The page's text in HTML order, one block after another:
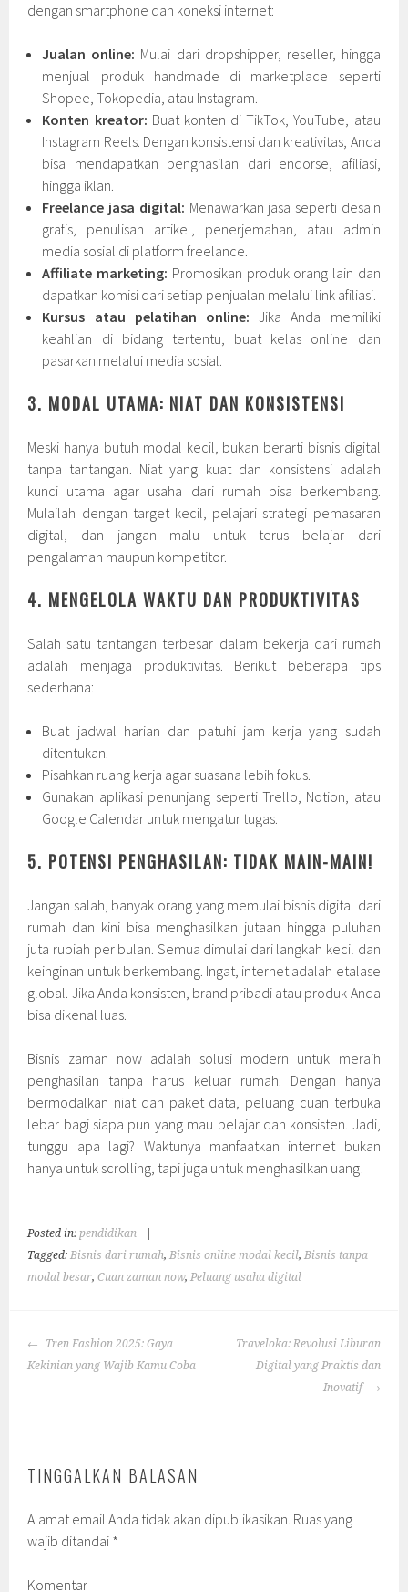
dengan smartphone dan koneksi internet:
Jualan online: Mulai dari dropshipper, reseller, hingga
menjual produk handmade di marketplace seperti
Shopee, Tokopedia, atau Instagram.
Konten kreator: Buat konten di TikTok, YouTube, atau
Instagram Reels. Dengan konsistensi dan kreativitas, Anda
bisa mendapatkan penghasilan dari endorse, afiliasi,
hingga iklan.
Freelance jasa digital: Menawarkan jasa seperti desain
grafis, penulisan artikel, penerjemahan, atau admin
media sosial di platform freelance.
Affiliate marketing: Promosikan produk orang lain dan
dapatkan komisi dari setiap penjualan melalui link afiliasi.
Kursus atau pelatihan online: Jika Anda memiliki
keahlian di bidang tertentu, buat kelas online dan
pasarkan melalui media sosial.
3. MODAL UTAMA: NIAT DAN KONSISTENSI
Meski hanya butuh modal kecil, bukan berarti bisnis digital
tanpa tantangan. Niat yang kuat dan konsistensi adalah
kunci utama agar usaha dari rumah bisa berkembang.
Mulailah dengan target kecil, pelajari strategi pemasaran
digital, dan jangan malu untuk terus belajar dari
pengalaman maupun kompetitor.
4. MENGELOLA WAKTU DAN PRODUKTIVITAS
Salah satu tantangan terbesar dalam bekerja dari rumah
adalah menjaga produktivitas. Berikut beberapa tips
sederhana:
Buat jadwal harian dan patuhi jam kerja yang sudah
ditentukan.
Pisahkan ruang kerja agar suasana lebih fokus.
Gunakan aplikasi penunjang seperti Trello, Notion, atau
Google Calendar untuk mengatur tugas.
5. POTENSI PENGHASILAN: TIDAK MAIN-MAIN!
Jangan salah, banyak orang yang memulai bisnis digital dari
rumah dan kini bisa menghasilkan jutaan hingga puluhan
juta rupiah per bulan. Semua dimulai dari langkah kecil dan
keinginan untuk berkembang. Ingat, internet adalah etalase
global. Jika Anda konsisten, brand pribadi atau produk Anda
bisa dikenal luas.
Bisnis zaman now adalah solusi modern untuk meraih
penghasilan tanpa harus keluar rumah. Dengan hanya
bermodalkan niat dan paket data, peluang cuan terbuka
lebar bagi siapa pun yang mau belajar dan konsisten. Jadi,
tunggu apa lagi? Waktunya manfaatkan internet bukan
hanya untuk scrolling, tapi juga untuk menghasilkan uang!
Posted in:pendidikan
Tagged:Bisnis dari rumah,Bisnis online modal kecil,Bisnis tanpa
modal besar,Cuan zaman now,Peluang usaha digital
POST
NAVIGATION
Tren Fashion 2025: Gaya
Kekinian yang Wajib Kamu Coba
Traveloka: Revolusi Liburan
Digital yang Praktis dan
Inovatif
TINGGALKAN BALASAN
Alamat email Anda tidak akan dipublikasikan. Ruas yang
wajib ditandai *
Komentar